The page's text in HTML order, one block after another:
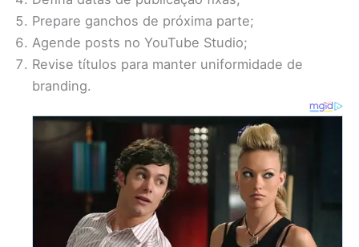
Prepare ganchos de próxima parte;
Agende posts no YouTube Studio;
Revise títulos para manter uniformidade de
branding.